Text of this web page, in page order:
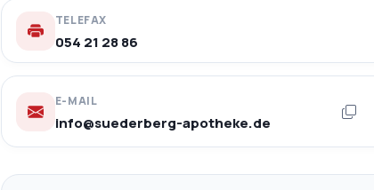
TELEFAX
054 21 28 86
E-MAIL
info@suederberg-apotheke.de